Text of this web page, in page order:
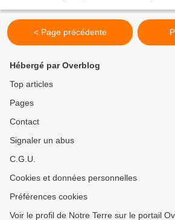
< Page précédente
Hébergé par Overblog
Top articles
Pages
Contact
Signaler un abus
C.G.U.
Cookies et données personnelles
Préférences cookies
Voir le profil de Notre Terre sur le portail